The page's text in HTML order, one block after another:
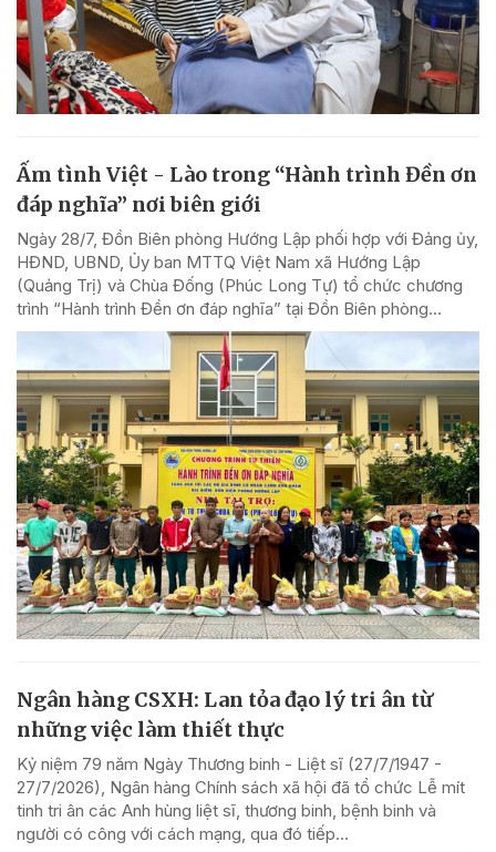
Ấm tình Việt - Lào trong “Hành trình Đền ơn
đáp nghĩa” nơi biên giới
Ngày 28/7, Đồn Biên phòng Hướng Lập phối hợp với Đảng ủy,
HĐND, UBND, Ủy ban MTTQ Việt Nam xã Hướng Lập
(Quảng Trị) và Chùa Đống (Phúc Long Tự) tổ chức chương
trình “Hành trình Đền ơn đáp nghĩa” tại Đồn Biên phòng...
Ngân hàng CSXH: Lan tỏa đạo lý tri ân từ
những việc làm thiết thực
Kỷ niệm 79 năm Ngày Thương binh - Liệt sĩ (27/7/1947 -
27/7/2026), Ngân hàng Chính sách xã hội đã tổ chức Lễ mít
tinh tri ân các Anh hùng liệt sĩ, thương binh, bệnh binh và
người có công với cách mạng, qua đó tiếp...